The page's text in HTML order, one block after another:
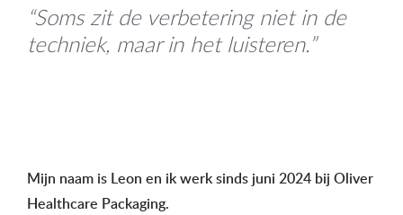
“Soms zit de verbetering niet in de
techniek, maar in het luisteren.”
Mijn naam is Leon en ik werk sinds juni 2024 bij Oliver
Healthcare Packaging.